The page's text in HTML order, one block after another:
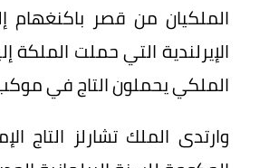
الملكيان من قصر
الملكي يحملون التاج في
وارتدى الملك تشارلز التاج